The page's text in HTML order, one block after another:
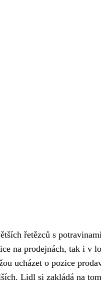
řetězců s
na prodejnách, tak i v
ucházet o pozice
Lidl si zakládá na